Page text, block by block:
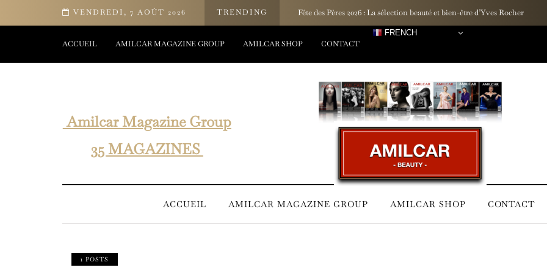
VENDREDI, 7 AOÛT 2026 TRENDING
être d’Yves Rocher Un rituel inspiré des lagons : La marque française Hinaiti dévoile sa
ACCUEIL AMILCAR MAGAZINE GROUP AMILCAR SHOP CONTACT
FRENCH
Amilcar Magazine Group
35 MAGAZINES
ACCUEIL AMILCAR MAGAZINE GROUP AMILCAR SHOP CONTACT
1 POSTS